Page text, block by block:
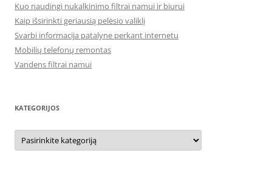
Kuo naudingi nukalkinimo filtrai namui ir biurui
Kaip išsirinkti geriausią pelėsio valiklį
Svarbi informacija patalyne perkant internetu
Mobilių telefonų remontas
Vandens filtrai namui
KATEGORIJOS
Kategorijos